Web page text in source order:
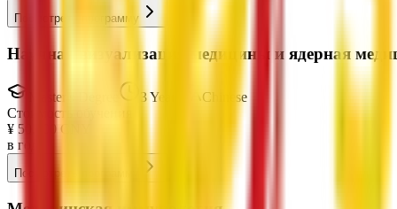
Посмотреть программу
Научная визуализация медицины и ядерная
Master's Degree 3 Years
Chinese
Стоимость обучения
¥ 50,000 CNY
в год
Посмотреть программу